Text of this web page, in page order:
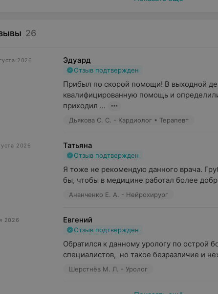
26
2026 Эдуард
Отзыв подтвержден
Прибыл по скорой помощи! В выходной
квалифицированную помощь и
приходил ...
Дьякова С. С. - Кардиолог • Терапевт
2026 Татьяна
Отзыв подтвержден
Я тоже не рекомендую данного врача.
бы, чтобы в медицине работал более
Ананченко Е. А. - Нейрохирург
2026 Евгений
Отзыв подтвержден
Обратился к данному урологу по острой
специалистов,  но такое безразличие и
Шерстнёв М. Л. - Уролог